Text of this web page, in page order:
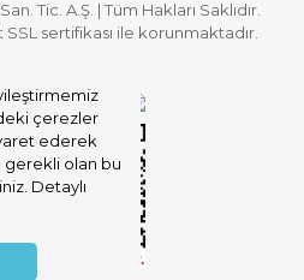
çerezler
ederek
gerekli olan bu
Detaylı
Tic. A.Ş. | Tüm Hakları Saklıdır.
sertifikası ile korunmaktadır.